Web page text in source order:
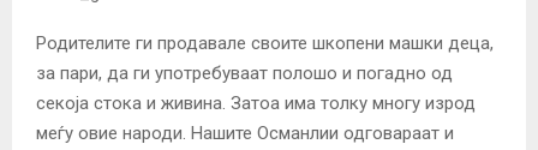
Родителите ги продавале своите шкопени машки деца,
за пари, да ги употребуваат полошо и погадно од
секоја стока и живина. Затоа има толку многу изрод
меѓу овие народи. Нашите Османлии одговараат и